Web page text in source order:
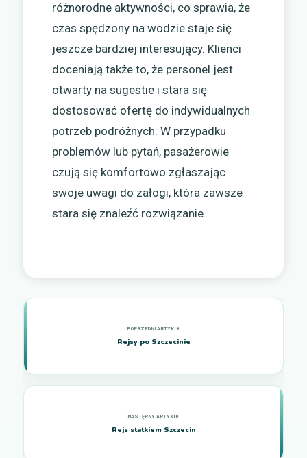
różnorodne aktywności, co sprawia, że
czas spędzony na wodzie staje się
jeszcze bardziej interesujący. Klienci
doceniają także to, że personel jest
otwarty na sugestie i stara się
dostosować ofertę do indywidualnych
potrzeb podróżnych. W przypadku
problemów lub pytań, pasażerowie
czują się komfortowo zgłaszając
swoje uwagi do załogi, która zawsze
stara się znaleźć rozwiązanie.
Rejsy po Szczecinie
Rejs statkiem Szczecin